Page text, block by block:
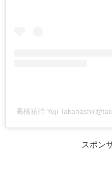
高橋祐治 Yuji
スポン